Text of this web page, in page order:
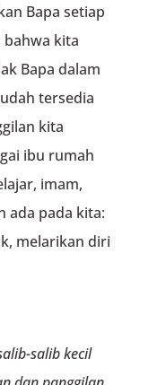
Bapa setiap
bahwa kita
Bapa dalam
tersedia
kita
ibu rumah
imam,
ada pada kita:
melarikan diri
salib kecil